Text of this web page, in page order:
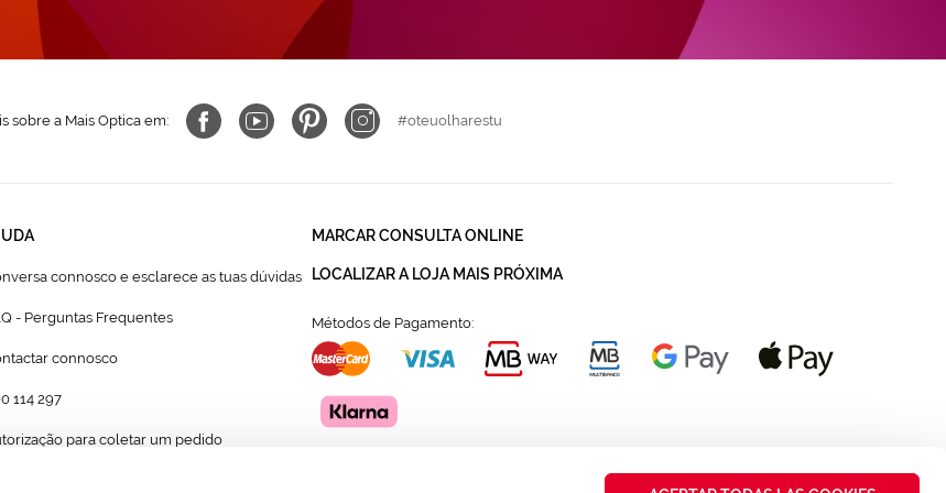
sobre a Mais Optica em: #oteuolharestu
Conversa connosco e esclarece as tuas dúvidas
- Perguntas Frequentes
connosco
114 297
para coletar um pedido
MARCAR CONSULTA ONLINE
LOCALIZAR A LOJA MAIS PRÓXIMA
Métodos de Pagamento: